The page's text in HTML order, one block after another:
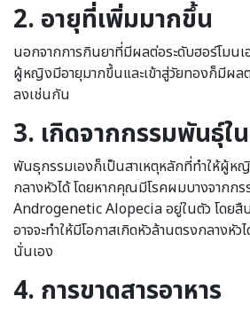
2. อายุที่เพิ่มมากขึ้น
นอกจากการกินยาที่มีผลต่อระดับฮอร์โมน
ผู้หญิงมีอายุมากขึ้นและเข้าสู่วัยทองก็มีผล
ลงเช่นกัน
3. เกิดจากกรรมพันธุ์
พันธุกรรมเองก็เป็นสาเหตุหลักที่ทำให้ผู้ห
กลางหัวได้ โดยหากคุณมีโรคผมบางจาก
Androgenetic Alopecia อยู่ในตัว โดย
อาจจะทำให้มีโอกาสเกิดหัวล้านตรงกลางหั
นั่นเอง
4. การขาดสารอาหาร